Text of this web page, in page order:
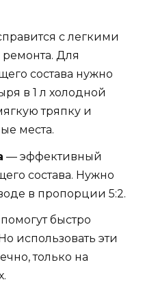
с легкими
Для
состава нужно
в 1 л холодной
тряпку и
места.
— эффективный
состава. Нужно
в пропорции 5:2.
помогут быстро
использовать эти
только на